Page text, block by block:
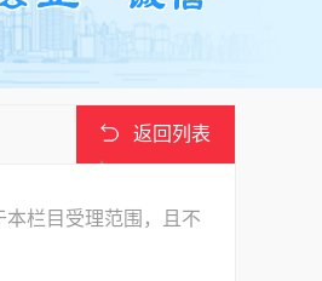
返回列表
栏目受理范围，且不